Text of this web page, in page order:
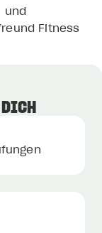
und
Fitness